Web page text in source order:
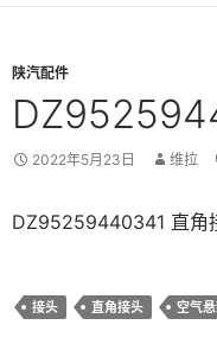
陕汽配件
2022年5月23日 维拉
DZ95259440341 直角
接头 直角接头 空气